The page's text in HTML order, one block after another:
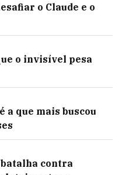
o Claude e o
o invisível pesa
a que mais buscou
contra